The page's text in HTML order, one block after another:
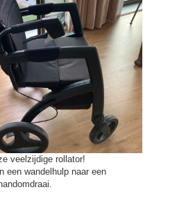
veelzijdige rollator!
een wandelhulp naar een